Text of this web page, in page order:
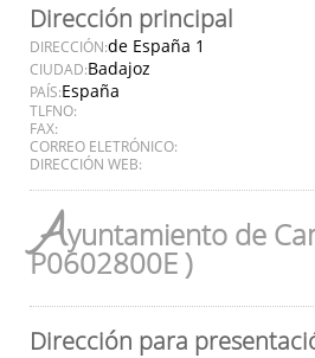
Dirección principal
DIRECCIÓN:de España 1
CIUDAD:Badajoz
PAÍS:España
TLFNO:
FAX:
CORREO ELETRÓNICO:
DIRECCIÓN WEB:
Ayuntamiento de
P0602800E )
Dirección para